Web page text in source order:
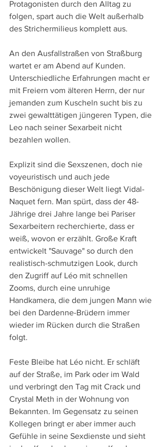
Protagonisten durch den Alltag zu
folgen, spart auch die Welt außerhalb
des Strichermilieus komplett aus.
An den Ausfallstraßen von Straßburg
wartet er am Abend auf Kunden.
Unterschiedliche Erfahrungen macht er
mit Freiern vom älteren Herrn, der nur
jemanden zum Kuscheln sucht bis zu
zwei gewalttätigen jüngeren Typen, die
Leo nach seiner Sexarbeit nicht
bezahlen wollen.
Explizit sind die Sexszenen, doch nie
voyeuristisch und auch jede
Beschönigung dieser Welt liegt Vidal-
Naquet fern. Man spürt, dass der 48-
Jährige drei Jahre lange bei Pariser
Sexarbeitern recherchierte, dass er
weiß, wovon er erzählt. Große Kraft
entwickelt "Sauvage" so durch den
realistisch-schmutzigen Look, durch
den Zugriff auf Léo mit schnellen
Zooms, durch eine unruhige
Handkamera, die dem jungen Mann wie
bei den Dardenne-Brüdern immer
wieder im Rücken durch die Straßen
folgt.
Feste Bleibe hat Léo nicht. Er schläft
auf der Straße, im Park oder im Wald
und verbringt den Tag mit Crack und
Crystal Meth in der Wohnung von
Bekannten. Im Gegensatz zu seinen
Kollegen bringt er aber immer auch
Gefühle in seine Sexdienste und sieht